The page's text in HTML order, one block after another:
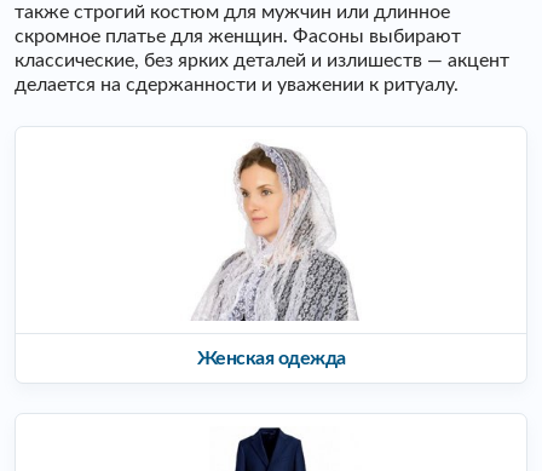
также строгий костюм для мужчин или длинное
скромное платье для женщин. Фасоны выбирают
классические, без ярких деталей и излишеств — акцент
делается на сдержанности и уважении к ритуалу.
Женская одежда